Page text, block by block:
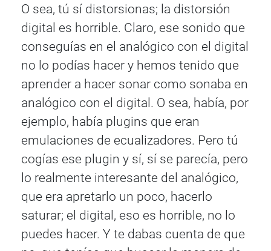
O sea, tú sí distorsionas; la distorsión
digital es horrible. Claro, ese sonido que
conseguías en el analógico con el digital
no lo podías hacer y hemos tenido que
aprender a hacer sonar como sonaba en
analógico con el digital. O sea, había, por
ejemplo, había plugins que eran
emulaciones de ecualizadores. Pero tú
cogías ese plugin y sí, sí se parecía, pero
lo realmente interesante del analógico,
que era apretarlo un poco, hacerlo
saturar; el digital, eso es horrible, no lo
puedes hacer. Y te dabas cuenta de que